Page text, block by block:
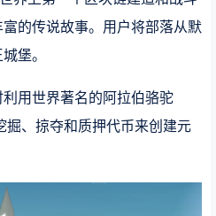
的传说故事。用户将部落从默
堡。
用世界著名的阿拉伯骆驼
掘、掠夺和质押代币来创建元